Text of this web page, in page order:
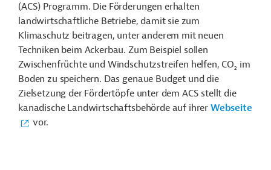
(ACS) Programm. Die Förderungen erhalten
landwirtschaftliche Betriebe, damit sie zum
Klimaschutz beitragen, unter anderem mit neuen
Techniken beim Ackerbau. Zum Beispiel sollen
Zwischenfrüchte und Windschutzstreifen helfen, CO2 im
Boden zu speichern. Das genaue Budget und die
Zielsetzung der Fördertöpfe unter dem ACS stellt die
kanadische Landwirtschaftsbehörde auf ihrer Webseite
vor.